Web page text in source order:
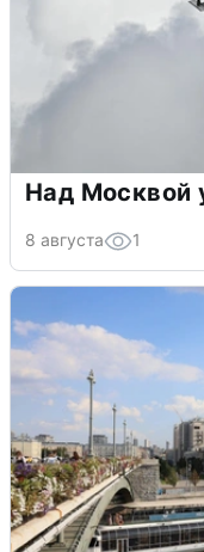
Над Москвой
8 августа 1